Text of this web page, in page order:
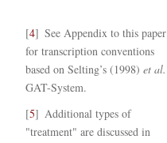
4
See Appendix to this paper
for transcription conventions
based on Selting’s (1998) et al.
GAT-System.
5
Additional types of
"treatment" are discussed in